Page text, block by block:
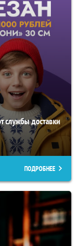
службы доставки
ПОДРОБНЕЕ